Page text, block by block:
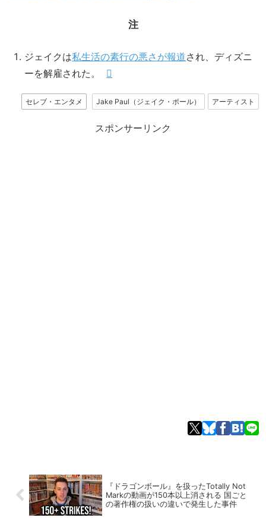
注
ジェイクは私生活の素行の悪さが報道され、ディズニ
ーを解雇された。
セレブ・エンタメ Jake Paul（ジェイク・ポール） アーティスト
スポンサーリンク
『ドラゴンボール』を扱ったTotally Not
Markの動画が150本以上消される 国ごと
の著作権の扱いの違いで発生した事件